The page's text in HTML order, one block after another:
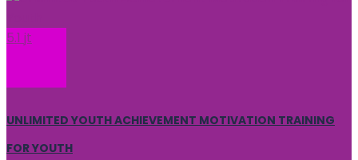
5.1 jt
UNLIMITED YOUTH ACHIEVEMENT MOTIVATION TRAINING
FOR YOUTH